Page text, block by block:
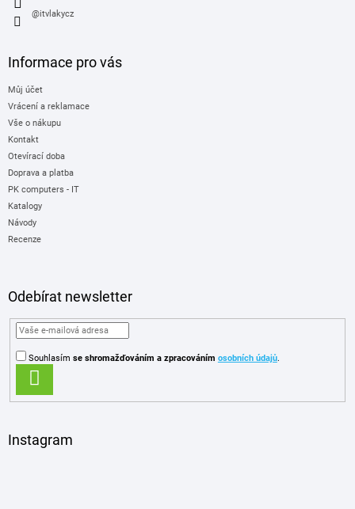
@itvlakycz
Informace pro vás
Můj účet
Vrácení a reklamace
Vše o nákupu
Kontakt
Otevírací doba
Doprava a platba
PK computers - IT
Katalogy
Návody
Recenze
Odebírat newsletter
Souhlasím se shromažďováním a zpracováním osobních údajů.
SE
Instagram